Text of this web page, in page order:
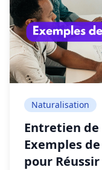
Naturalisation
Entretien
Exemples
pour Réussir